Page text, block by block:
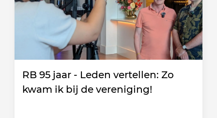
RB 95 jaar - Leden vertellen: Zo
kwam ik bij de vereniging!